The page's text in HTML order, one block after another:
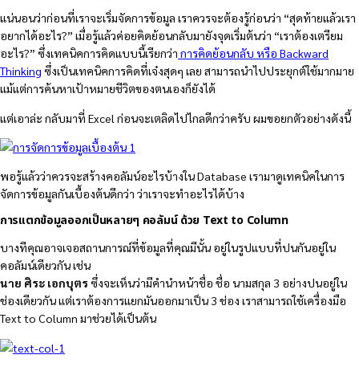
แน่นอนว่าก่อนที่เราจะเริ่มจัดการข้อมูล เราควรจะต้องรู้ก่อนว่า “สุดท้ายแล้วเรา
อยากได้อะไร?” เมื่อรู้แล้วค่อยคิดย้อนกลับมายังจุดเริ่มต้นว่า “เราต้องเตรียม
อะไร?” ซึ่งเทคนิคการคิดแบบนี้เรียกว่า การคิดย้อนกลับ หรือ Backward
Thinking ซึ่งเป็นเทคนิคการคิดที่เจ๋งสุดๆ เลย สามารถนำไปประยุกต์ใช้มากมาย
แม้แต่การค้นหาเป้าหมายชีวิตของตนเองก็ยังได้
แต่เอาล่ะ กลับมาที่ Excel ก่อนจะเตลิดไปไกลดีกว่าครับ ผมขอยกตัวอย่างดังนี้
พอรู้แล้วว่าควรจะสร้างคอลัมน์อะไรบ้างใน Database เรามาดูเทคนิคในการ
จัดการข้อมูลกันเบื้องต้นดีกว่า ว่าเราจะทำอะไรได้บ้าง
การแตกข้อมูลออกเป็นหลายๆ คอลัมน์ ด้วย Text to Column
บางทีคุณอาจเจอสถานการณ์ที่ข้อมูลที่คุณมีนั้น อยู่ในรูปแบบที่ปนกันอยู่ใน
คอลัมน์เดียวกัน เช่น
นาย ศิระ เอกบุตรซึ่งจะเห็นว่ามีคำนำหน้าชื่อ ชื่อ นามสกุล 3 อย่างปนอยู่ใน
ช่องเดียวกัน แต่เราต้องการแยกมันออกมาเป็น 3 ช่อง เราสามารถใช้เครื่องมือ
Text to Column มาช่วยได้เป็นต้น